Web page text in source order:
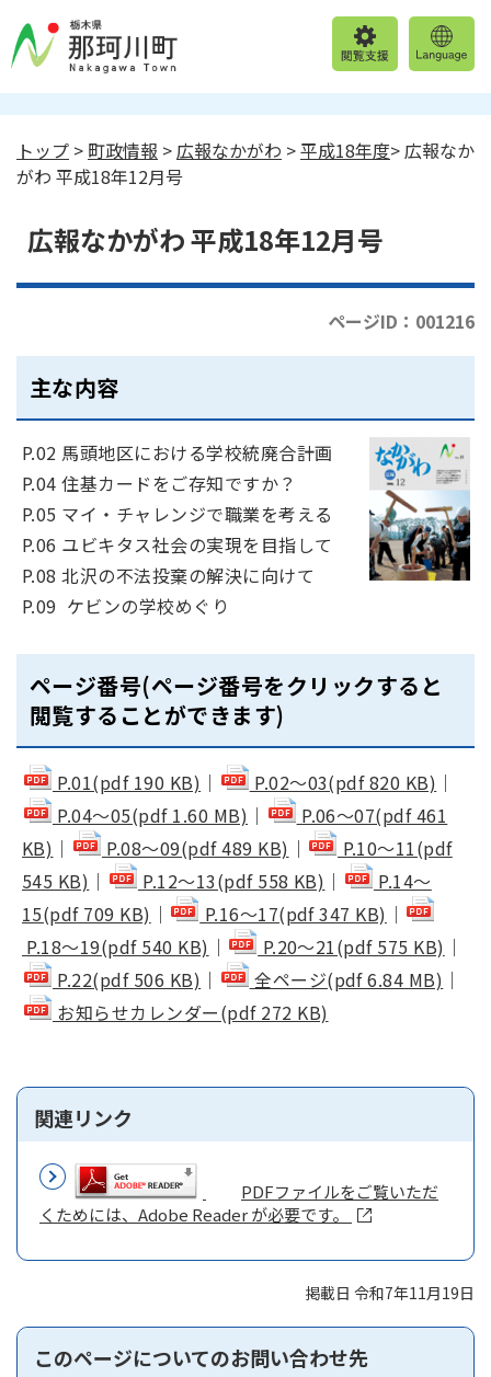
トップ > 町政情報 >広報なかがわ >平成18年度> 広報なか
がわ 平成18年12月号
広報なかがわ 平成18年12月号
ページID：001216
主な内容
P.02 馬頭地区における学校統廃合計画
P.04 住基カードをご存知ですか？
P.05 マイ・チャレンジで職業を考える
P.06 ユビキタス社会の実現を目指して
P.08 北沢の不法投棄の解決に向けて
P.09 ケビンの学校めぐり
ページ番号(ページ番号をクリックすると
閲覧することができます)
P.01(pdf 190 KB) ｜ P.02～03(pdf 820 KB) ｜
P.04～05(pdf 1.60 MB) ｜
P.06～07(pdf 461
KB) ｜ P.08～09(pdf 489 KB) ｜
P.10～11(pdf
545 KB) ｜ P.12～13(pdf 558 KB) ｜
P.14～
15(pdf 709 KB) ｜ P.16～17(pdf 347 KB) ｜
P.18～19(pdf 540 KB) ｜ P.20～21(pdf 575 KB) ｜
P.22(pdf 506 KB) ｜ 全ページ(pdf 6.84 MB) ｜
お知らせカレンダー(pdf 272 KB)
関連リンク
PDFファイルをご覧いただ
くためには、Adobe Reader が必要です。
掲載日 令和7年11月19日
このページについてのお問い合わせ先